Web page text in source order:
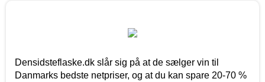
Densidsteflaske.dk slår sig på at de sælger vin til
Danmarks bedste netpriser, og at du kan spare 20-70 %